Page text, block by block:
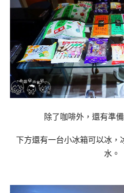
除了咖啡外，還有準
下方還有一台小冰箱可以冰，
水。